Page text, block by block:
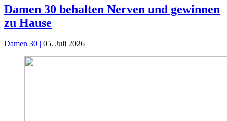
Damen 30 behalten Nerven und gewinnen
zu Hause
Damen 30 | 05. Juli 2026